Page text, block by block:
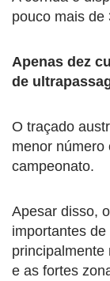
pouco mais de
Apenas dez
de
O traçado
menor número
campeonato.
Apesar disso,
importantes
principalmente
e as fortes